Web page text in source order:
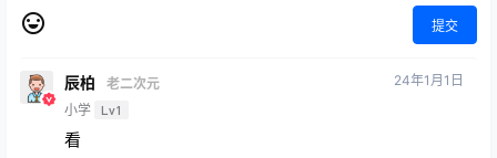
提交
辰柏
老二次元
小学 Lv1
24年1月1日
看